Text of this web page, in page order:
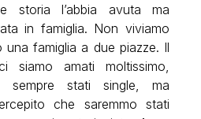
storia l’abbia avuta ma
in famiglia. Non viviamo
una famiglia a due piazze. Il
siamo amati moltissimo,
sempre stati single, ma
che saremmo stati